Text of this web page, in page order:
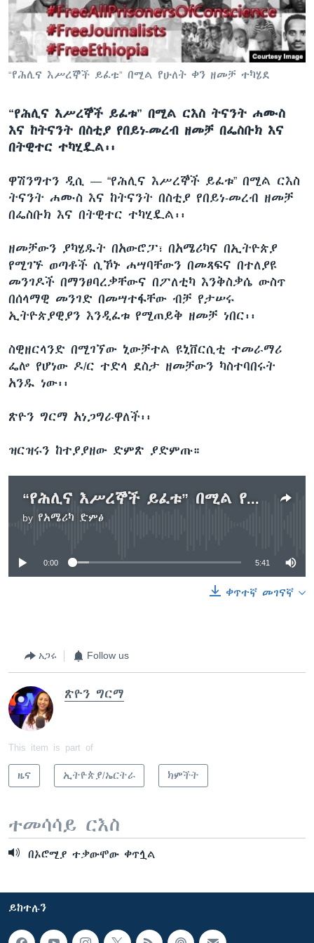
ቋንቋዎች
“የሕሊና እሥረኞች ይፈቱ” በሚል የሁለት ቀን ዘመቻ ተካሄደ
“የሕሊና እሥረኞች ይፈቱ” በሚል ርእስ ትናንት ሐሙስ
እና ከትናንት በስቲያ የበይነ-መረብ ዘመቻ በፌስቡክ እና
በትዊተር ተካሂዷል፡፡
ዋሽንግተን ዲሲ — “የሕሊና እሥረኞች ይፈቱ” በሚል ርእስ
ትናንት ሐሙስ እና ከትናንት በስቲያ የበይነ-መረብ ዘመቻ
በፌስቡክ እና በትዊተር ተካሂዷል፡፡
ዘመቻውን ያካሄዱት በአውሮፓ፣ በአሜሪካና በኢትዮጵያ
የሚገኙ ወጣቶች ሲኾኑ ሐሣባቸውን በመጻፍና በተለያዩ
መንገዶች በማንፀባረቃቸውና በፖለቲካ እንቅስቃሴ ውስጥ
በሰላማዊ መንገድ በመሣተፋቸው ብቻ የታሠሩ
ኢትዮጵያዊያን እንዲፈቱ የሚጠይቅ ዘመቻ ነበር፡፡
ስዊዘርላንድ በሚገኘው ኒውቻተል ዩኒቨርሲቲ ተመራማሪ
ፌሎ የሆነው ዶ/ር ተድላ ደስታ ዘመቻውን ካስተባበሩት
አንዱ ነው፡፡
ጽዮን ግርማ አነጋግራዋለች፡፡
ዝርዝሩን ከተያያዘው ድምጽ ያድምጡ።
“የሕሊና እሥረኞች ይፈቱ” በሚል የሁለት ቀን ዘመቻ ተካሄደ
by የአሜሪካ ድምፅ
No media source currently available
0:00 5:41
ቀጥተኛ መገናኛ
አጋሩ Follow us
ጽዮን ግርማ
This item is part of
ዜና ኢትዮጵያ/ኤርትራ ክምችት
ተመሳሳይ ርእስ
በኦሮሚያ ተቃውሞው ቀጥሏል
ይከተሉን